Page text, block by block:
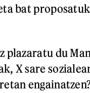
bat
plazaratu du
X sare